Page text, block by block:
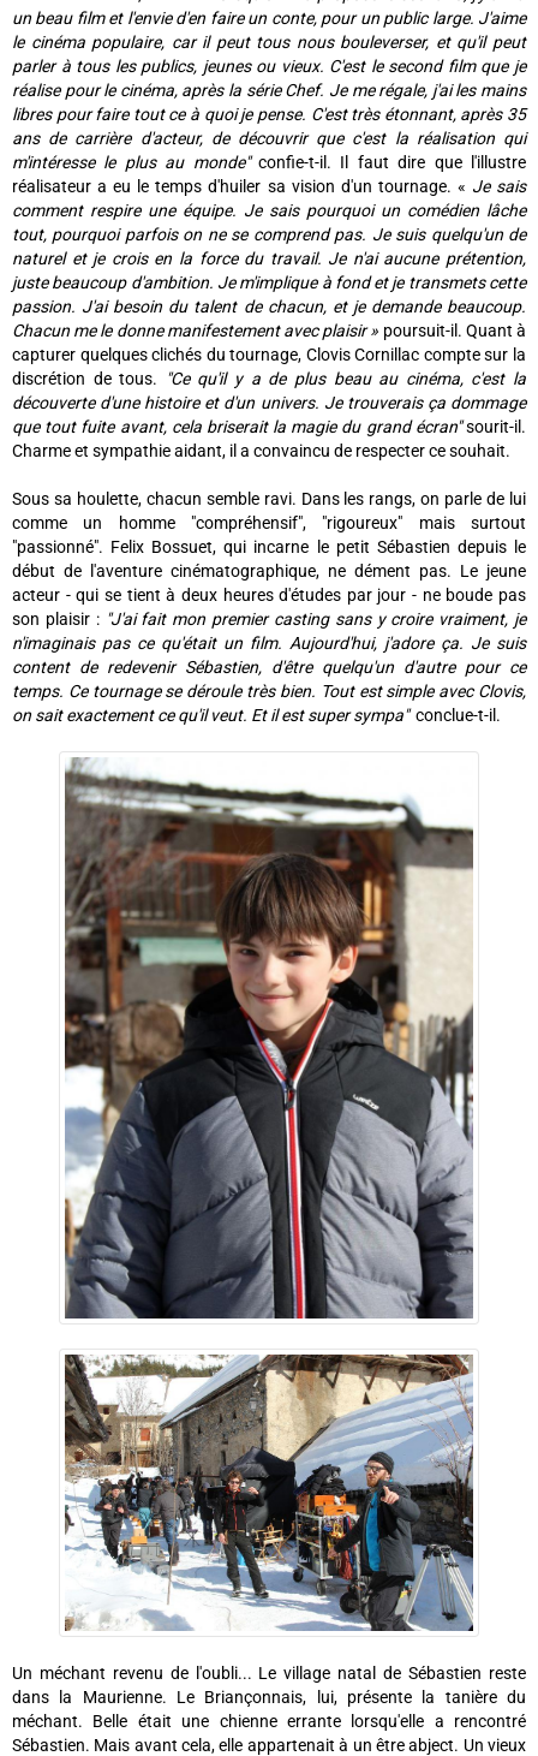
un beau film et l'envie d'en faire un conte, pour un public large. J'aime
le cinéma populaire, car il peut tous nous bouleverser, et qu'il peut
parler à tous les publics, jeunes ou vieux. C'est le second film que je
réalise pour le cinéma, après la série Chef. Je me régale, j'ai les mains
libres pour faire tout ce à quoi je pense. C'est très étonnant, après 35
ans de carrière d'acteur, de découvrir que c'est la réalisation qui
m'intéresse le plus au monde"confie-t-il. Il faut dire que l'illustre
réalisateur a eu le temps d'huiler sa vision d'un tournage. « Je sais
comment respire une équipe. Je sais pourquoi un comédien lâche
tout, pourquoi parfois on ne se comprend pas. Je suis quelqu'un de
naturel et je crois en la force du travail. Je n'ai aucune prétention,
juste beaucoup d'ambition. Je m'implique à fond et je transmets cette
passion. J'ai besoin du talent de chacun, et je demande beaucoup.
Chacun me le donne manifestement avec plaisir » poursuit-il. Quant à
capturer quelques clichés du tournage, Clovis Cornillac compte sur la
discrétion de tous.
"Ce qu'il y a de plus beau au cinéma, c'est la
découverte d'une histoire et d'un univers. Je trouverais ça dommage
que tout fuite avant, cela briserait la magie du grand écran"sourit-il.
Charme et sympathie aidant, il a convaincu de respecter ce souhait.
Sous sa houlette, chacun semble ravi. Dans les rangs, on parle de lui
comme un homme "compréhensif", "rigoureux" mais surtout
"passionné". Felix Bossuet, qui incarne le petit Sébastien depuis le
début de l'aventure cinématographique, ne dément pas. Le jeune
acteur - qui se tient à deux heures d'études par jour - ne boude pas
son plaisir :"J'ai fait mon premier casting sans y croire vraiment, je
n'imaginais pas ce qu'était un film. Aujourd'hui, j'adore ça. Je suis
content de redevenir Sébastien, d'être quelqu'un d'autre pour ce
temps. Ce tournage se déroule très bien. Tout est simple avec Clovis,
on sait exactement ce qu'il veut. Et il est super sympa"conclue-t-il.
Un méchant revenu de l'oubli... Le village natal de Sébastien reste
dans la Maurienne. Le Briançonnais, lui, présente la tanière du
méchant. Belle était une chienne errante lorsqu'elle a rencontré
Sébastien. Mais avant cela, elle appartenait à un être abject. Un vieux